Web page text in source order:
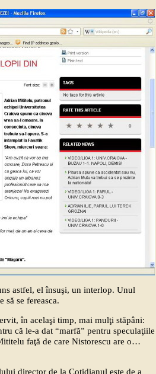
astfel, el însuşi, un interlop. Unul
să se fereasca.
în acelaşi timp, mai mulţi stăpâni:
că le-a dat “marfă” pentru speculaţiile
faţă de care Nistorescu are o…
director de la Cotidianul este de a